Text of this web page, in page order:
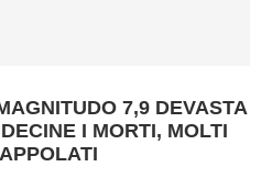
7,9 DEVASTA
I MORTI, MOLTI